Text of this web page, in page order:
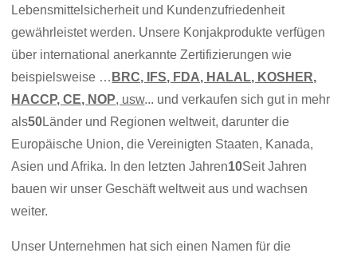
Lebensmittelsicherheit und Kundenzufriedenheit
gewährleistet werden. Unsere Konjakprodukte verfügen
über international anerkannte Zertifizierungen wie
beispielsweise … BRC, IFS, FDA, HALAL, KOSHER,
HACCP, CE, NOP, usw... und verkaufen sich gut in mehr
als50Länder und Regionen weltweit, darunter die
Europäische Union, die Vereinigten Staaten, Kanada,
Asien und Afrika. In den letzten Jahren10Seit Jahren
bauen wir unser Geschäft weltweit aus und wachsen
weiter.
Unser Unternehmen hat sich einen Namen für die